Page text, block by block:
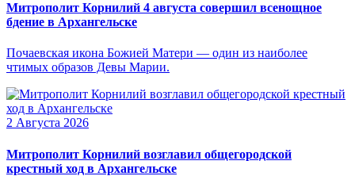
Митрополит Корнилий 4 августа совершил всенощное
бдение в Архангельске
Почаевская икона Божией Матери — один из наиболее
чтимых образов Девы Марии.
2 Августа 2026
Митрополит Корнилий возглавил общегородской
крестный ход в Архангельске